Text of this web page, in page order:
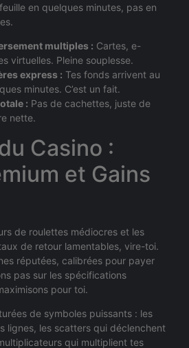
en quelques minutes, pas en
multiples : Cartes, e-
virtuelles. Pleine souplesse.
express : Tes fonds arrivent au
minutes. C’est un fait.
: Pas de cachettes, juste de
nette.
Casino :
et Gains
de roulettes médiocres et les
de retour lamentables, vire-toi.
réputées, calibrées pour payer
pas sur les spécifications
pour toi.
de symboles puissants : les
lignes, les scatters qui déclenchent
qui multiplient tes